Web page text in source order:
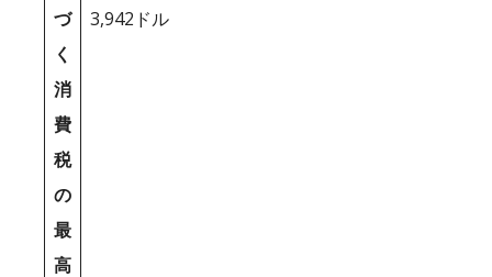
づ
く
消
費
税
の
最
高
3,942ドル